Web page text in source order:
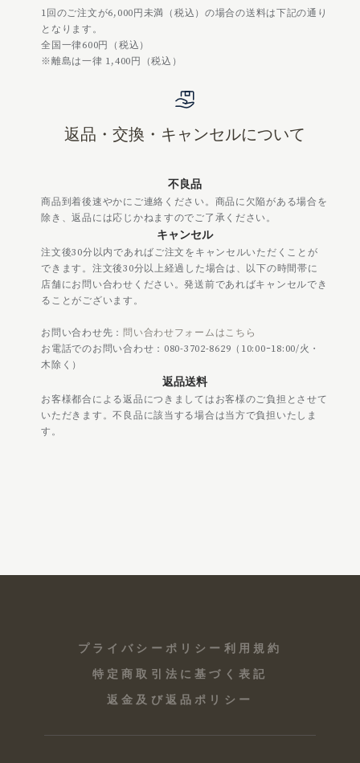
1回のご注文が6,000円未満（税込）の場合の送料は下記の通り
となります。
全国一律600円（税込）
※離島は一律 1,400円（税込）
返品・交換・キャンセルについて
不良品
商品到着後速やかにご連絡ください。商品に欠陥がある場合を
除き、返品には応じかねますのでご了承ください。
キャンセル
注文後30分以内であればご注文をキャンセルいただくことが
できます。注文後30分以上経過した場合は、以下の時間帯に
店舗にお問い合わせください。発送前であればキャンセルでき
ることがございます。
お問い合わせ先： 問い合わせフォームはこちら
お電話でのお問い合わせ：080-3702-8629（10:00ｰ18:00/火・
木除く）
返品送料
お客様都合による返品につきましてはお客様のご負担とさせて
いただきます。不良品に該当する場合は当方で負担いたしま
す。
プライバシーポリシー 利用規約
特定商取引法に基づく表記
返金及び返品ポリシー